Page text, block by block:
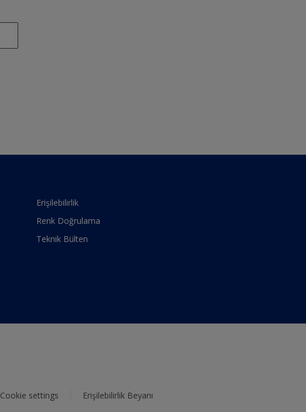
Erişilebilirlik
Renk Doğrulama
Teknik Bülten
Cookie settings Erişilebilirlik Beyanı